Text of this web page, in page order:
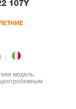
107Y
модель.